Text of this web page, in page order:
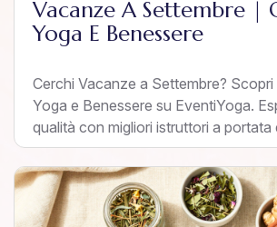
Vacanze A Settembre |
Yoga E Benessere
Cerchi Vacanze a Settembre?
Yoga e Benessere su EventiYoga.
qualità con migliori istruttori a portata